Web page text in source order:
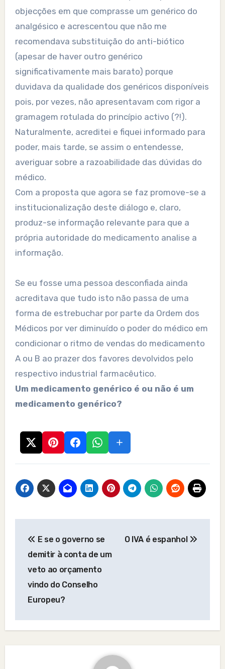
objecções em que comprasse um genérico do
analgésico e acrescentou que não me
recomendava substituição do anti-biótico
(apesar de haver outro genérico
significativamente mais barato) porque
duvidava da qualidade dos genéricos disponíveis
pois, por vezes, não apresentavam com rigor a
gramagem rotulada do princípio activo (?!).
Naturalmente, acreditei e fiquei informado para
poder, mais tarde, se assim o entendesse,
averiguar sobre a razoabilidade das dúvidas do
médico.
Com a proposta que agora se faz promove-se a
institucionalização deste diálogo e, claro,
produz-se informação relevante para que a
própria autoridade do medicamento analise a
informação.
Se eu fosse uma pessoa desconfiada ainda
acreditava que tudo isto não passa de uma
forma de estrebuchar por parte da Ordem dos
Médicos por ver diminuído o poder do médico em
condicionar o ritmo de vendas do medicamento
A ou B ao prazer dos favores devolvidos pelo
respectivo industrial farmacêutico.
Um medicamento genérico é ou não é um
medicamento genérico?
navigation
E se o governo se
demitir à conta de um
veto ao orçamento
vindo do Conselho
Europeu?
O IVA é espanhol